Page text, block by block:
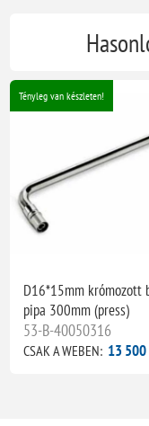
Tényleg van készleten!
D16*15mm krómozott
pipa 300mm (press)
53-B-40050316
CSAK A WEBEN: 13